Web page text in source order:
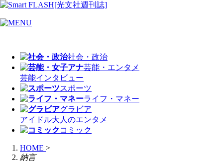
社会・政治
芸能・エンタメ
芸能インタビュー
スポーツ
ライフ・マネー
グラビア
アイドル大人のエンタメ
コミック
HOME >
納言